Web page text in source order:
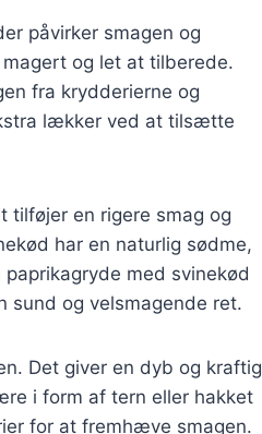
påvirker smagen og
og let at tilberede.
fra krydderierne og
lækker ved at tilsætte
tilføjer en rigere smag og
har en naturlig sødme,
med svinekød
sund og velsmagende ret.
Det giver en dyb og kraftig
i form af tern eller hakket
for at fremhæve smagen.